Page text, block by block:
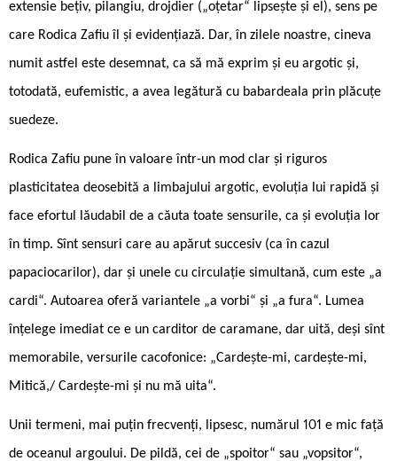
extensie bețiv, pilangiu, drojdier („oțetar“ lipsește și el), sens pe
care Rodica Zafiu îl și evidențiază. Dar, în zilele noastre, cineva
numit astfel este desemnat, ca să mă exprim și eu argotic și,
totodată, eufemistic, a avea legătură cu babardeala prin plăcuțe
suedeze.
Rodica Zafiu pune în valoare într-un mod clar și riguros
plasticitatea deosebită a limbajului argotic, evoluția lui rapidă și
face efortul lăudabil de a căuta toate sensurile, ca și evoluția lor
în timp. Sînt sensuri care au apărut succesiv (ca în cazul
papaciocarilor), dar și unele cu circulație simultană, cum este „a
cardi“. Autoarea oferă variantele „a vorbi“ și „a fura“. Lumea
înțelege imediat ce e un carditor de caramane, dar uită, deși sînt
memorabile, versurile cacofonice: „Cardește-mi, cardește-mi,
Mitică,/ Cardește-mi și nu mă uita“.
Unii termeni, mai puțin frecvenți, lipsesc, numărul 101 e mic față
de oceanul argoului. De pildă, cei de „spoitor“ sau „vopsitor“,